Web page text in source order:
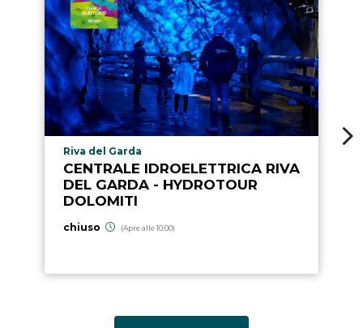
Località punto di interesse
Riva del Garda
CENTRALE IDROELETTRICA RIVA
DEL GARDA - HYDROTOUR
DOLOMITI
chiuso (Apre alle 10:00)